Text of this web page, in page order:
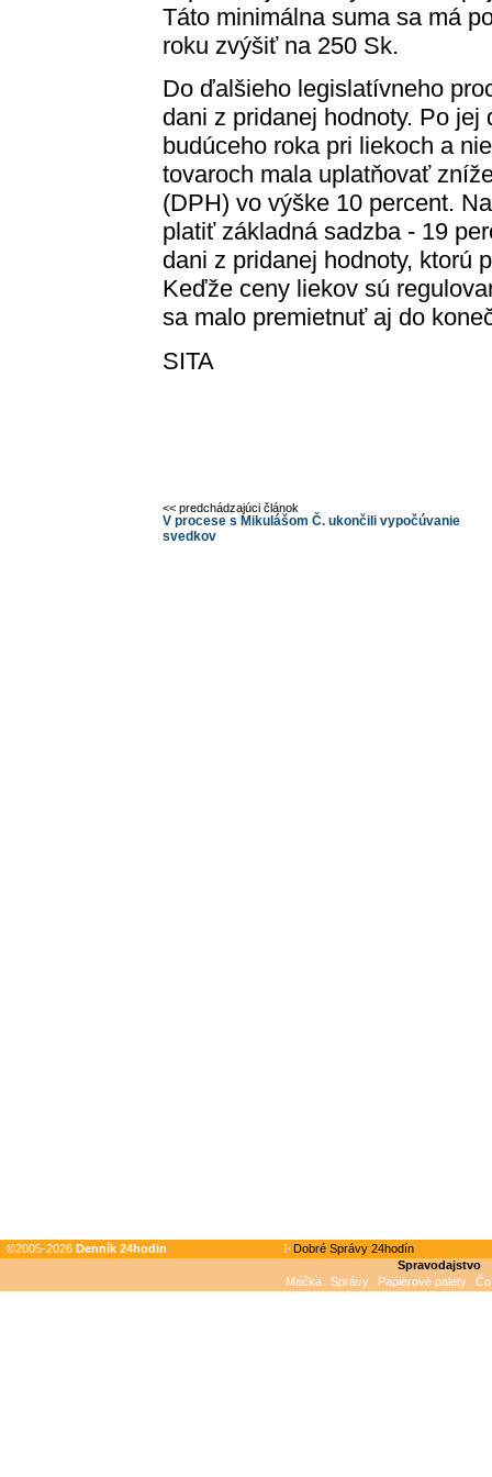
Táto minimálna suma sa má
roku zvýšiť na 250 Sk.
Do ďalšieho legislatívneho
dani z pridanej hodnoty. Po
budúceho roka pri liekoch a
tovaroch mala uplatňovať
(DPH) vo výške 10 percent.
platiť základná sadzba - 19
dani z pridanej hodnoty, ktorú
Keďže ceny liekov sú
sa malo premietnuť aj do
SITA
<< predchádzajúci článok
V procese s Mikulášom Č. ukončili vypočúvanie
svedkov
©2005-2026 Denník 24hodin
Dobré Správy 24hodín
Spravodajstvo
Mačka
Správy Papierové palety